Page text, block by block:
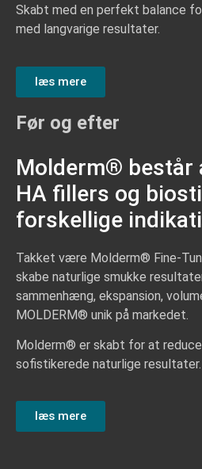
Skabt med en perfekt balance
med langvarige resultater.
læs mere
Før og efter
Molderm® består
HA fillers og
forskellige
Takket være Molderm® Fine-
skabe naturlige smukke
sammenhæng, ekspansion,
MOLDERM® unik på markedet.
Molderm® er skabt for at
sofistikerede naturlige resultater.
læs mere